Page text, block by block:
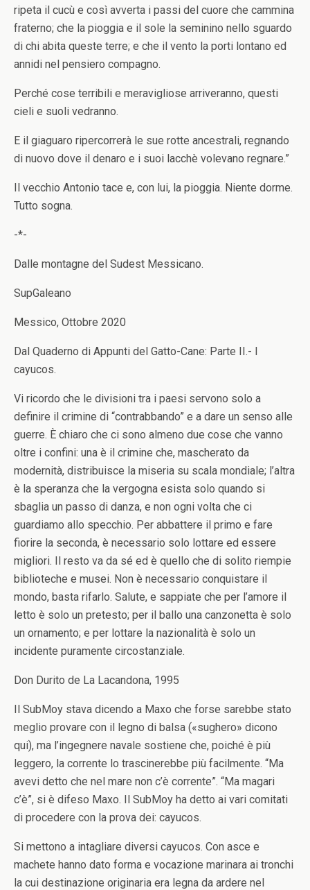
ripeta il cucù e così avverta i passi del cuore che cammina
fraterno; che la pioggia e il sole la seminino nello sguardo
di chi abita queste terre; e che il vento la porti lontano ed
annidi nel pensiero compagno.
Perché cose terribili e meravigliose arriveranno, questi
cieli e suoli vedranno.
E il giaguaro ripercorrerà le sue rotte ancestrali, regnando
di nuovo dove il denaro e i suoi lacchè volevano regnare.”
Il vecchio Antonio tace e, con lui, la pioggia. Niente dorme.
Tutto sogna.
-*-
Dalle montagne del Sudest Messicano.
SupGaleano
Messico, Ottobre 2020
Dal Quaderno di Appunti del Gatto-Cane: Parte II.- I
cayucos.
Vi ricordo che le divisioni tra i paesi servono solo a
definire il crimine di “contrabbando” e a dare un senso alle
guerre. È chiaro che ci sono almeno due cose che vanno
oltre i confini: una è il crimine che, mascherato da
modernità, distribuisce la miseria su scala mondiale; l’altra
è la speranza che la vergogna esista solo quando si
sbaglia un passo di danza, e non ogni volta che ci
guardiamo allo specchio. Per abbattere il primo e fare
fiorire la seconda, è necessario solo lottare ed essere
migliori. Il resto va da sé ed è quello che di solito riempie
biblioteche e musei. Non è necessario conquistare il
mondo, basta rifarlo. Salute, e sappiate che per l’amore il
letto è solo un pretesto; per il ballo una canzonetta è solo
un ornamento; e per lottare la nazionalità è solo un
incidente puramente circostanziale.
Don Durito de La Lacandona, 1995
Il SubMoy stava dicendo a Maxo che forse sarebbe stato
meglio provare con il legno di balsa («sughero» dicono
qui), ma l’ingegnere navale sostiene che, poiché è più
leggero, la corrente lo trascinerebbe più facilmente. “Ma
avevi detto che nel mare non c’è corrente”. “Ma magari
c’è”, si è difeso Maxo. Il SubMoy ha detto ai vari comitati
di procedere con la prova dei: cayucos.
Si mettono a intagliare diversi cayucos. Con asce e
machete hanno dato forma e vocazione marinara ai tronchi
la cui destinazione originaria era legna da ardere nel